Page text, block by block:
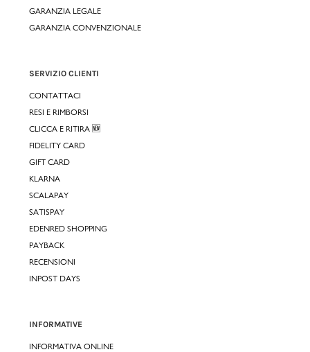
GARANZIA LEGALE
GARANZIA CONVENZIONALE
SERVIZIO CLIENTI
CONTATTACI
RESI E RIMBORSI
CLICCA E RITIRA 🆕
FIDELITY CARD
GIFT CARD
KLARNA
SCALAPAY
SATISPAY
EDENRED SHOPPING
PAYBACK
RECENSIONI
INPOST DAYS
INFORMATIVE
INFORMATIVA ONLINE